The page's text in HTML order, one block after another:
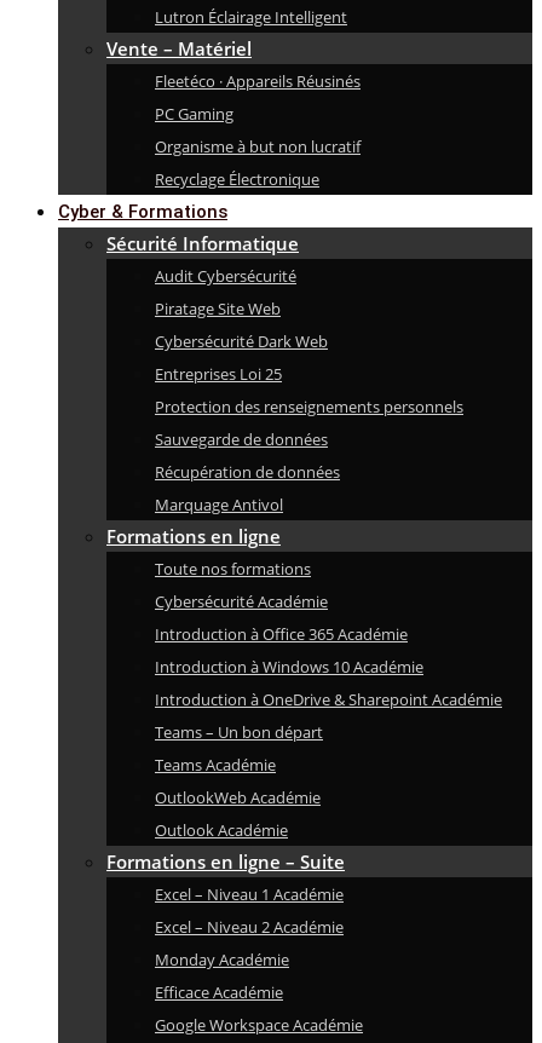
Lutron Éclairage Intelligent
Vente – Matériel
Fleetéco · Appareils Réusinés
PC Gaming
Organisme à but non lucratif
Recyclage Électronique
Cyber & Formations
Sécurité Informatique
Audit Cybersécurité
Piratage Site Web
Cybersécurité Dark Web
Entreprises Loi 25
Protection des renseignements personnels
Sauvegarde de données
Récupération de données
Marquage Antivol
Formations en ligne
Toute nos formations
Cybersécurité Académie
Introduction à Office 365 Académie
Introduction à Windows 10 Académie
Introduction à OneDrive & Sharepoint Académie
Teams – Un bon départ
Teams Académie
OutlookWeb Académie
Outlook Académie
Formations en ligne – Suite
Excel – Niveau 1 Académie
Excel – Niveau 2 Académie
Monday Académie
Efficace Académie
Google Workspace Académie